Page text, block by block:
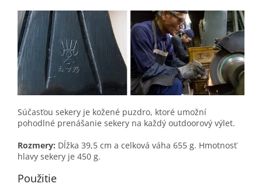
Súčasťou sekery je kožené puzdro, ktoré umožní
pohodlné prenášanie sekery na každý outdoorový výlet.
Rozmery: Dĺžka 39,5 cm a celková váha 655 g. Hmotnosť
hlavy sekery je 450 g.
Použitie